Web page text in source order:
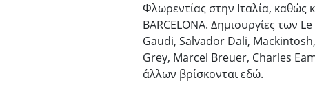
Φλωρεντίας στην Ιταλία, καθώς
BARCELONA. Δημιουργίες των
Gaudi, Salvador Dali,
Grey, Marcel Breuer, Charles
άλλων βρίσκονται εδώ.